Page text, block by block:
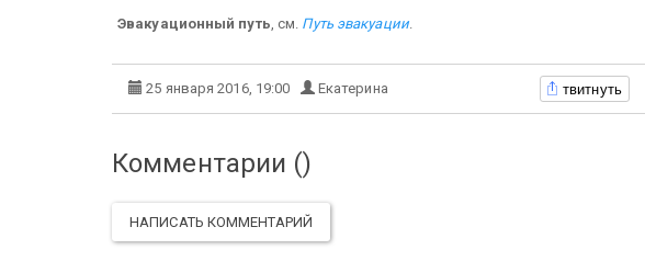
Эвакуационный путь , см. Путь эвакуации.
25 января 2016, 19:00 Екатерина твитнуть
Комментарии ()
НАПИСАТЬ КОММЕНТАРИЙ